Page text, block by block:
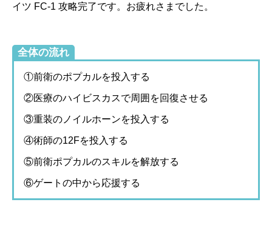
イツ FC-1 攻略完了です。お疲れさまでした。
全体の流れ
①前衛のポプカルを投入する
②医療のハイビスカスで周囲を回復させる
③重装のノイルホーンを投入する
④術師の12Fを投入する
⑤前衛ポプカルのスキルを解放する
⑥ゲートの中から応援する